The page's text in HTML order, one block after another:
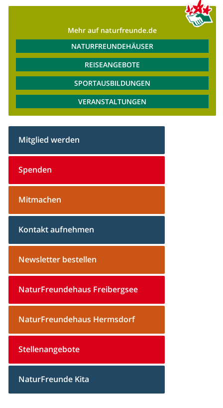
Mehr auf naturfreunde.de
NATURFREUNDEHÄUSER
REISEANGEBOTE
SPORTAUSBILDUNGEN
VERANSTALTUNGEN
Mitglied werden
Spenden
Mitmachen
Kontakt aufnehmen
Newsletter bestellen
NaturFreundehaus Freibergsee
NaturFreundehaus Hermsdorf
Stellenangebote
NaturFreunde Kita